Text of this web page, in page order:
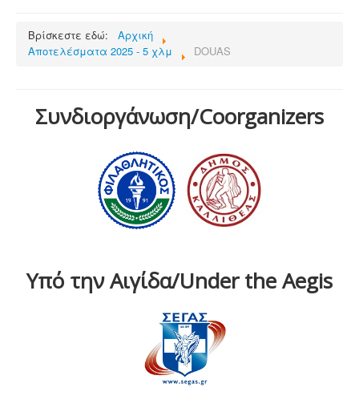
Βρίσκεστε εδώ:
Αρχική
Αποτελέσματα 2025 - 5 χλμ
DOUAS
Συνδιοργάνωση/Coorganizers
Υπό την Αιγίδα/Under the Aegis